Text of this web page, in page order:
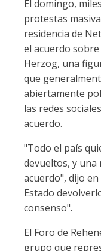
El domingo,
protestas
residencia de
el acuerdo sobre
Herzog, una
que
abiertamente
las redes
acuerdo.
"Todo el país
devueltos, y una
acuerdo", dijo
Estado
consenso".
El Foro de
grupo que